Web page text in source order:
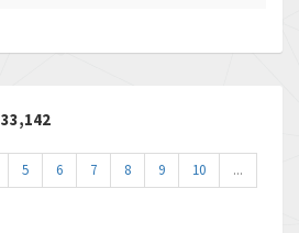
33,142
5 6 7 8 9 10
...